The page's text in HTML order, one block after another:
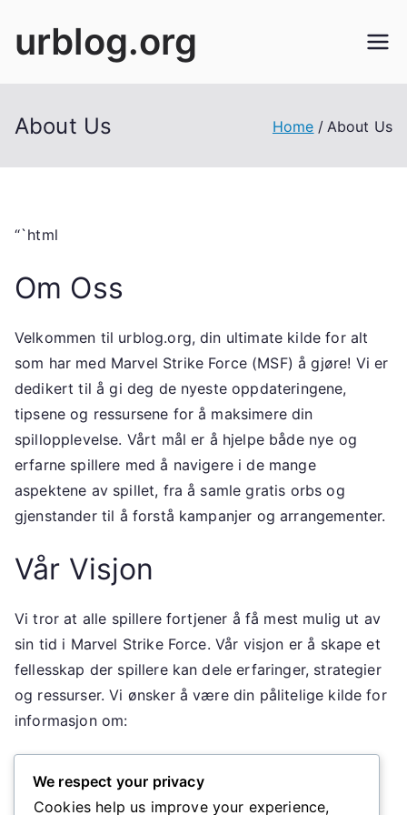
urblog.org
About Us Home About Us
“`html
Om Oss
Velkommen til urblog.org, din ultimate kilde for alt
som har med Marvel Strike Force (MSF) å gjøre! Vi er
dedikert til å gi deg de nyeste oppdateringene,
tipsene og ressursene for å maksimere din
spillopplevelse. Vårt mål er å hjelpe både nye og
erfarne spillere med å navigere i de mange
aspektene av spillet, fra å samle gratis orbs og
gjenstander til å forstå kampanjer og arrangementer.
Vår Visjon
Vi tror at alle spillere fortjener å få mest mulig ut av
sin tid i Marvel Strike Force. Vår visjon er å skape et
fellesskap der spillere kan dele erfaringer, strategier
og ressurser. Vi ønsker å være din pålitelige kilde for
informasjon om:
samle gratis orbs og gjenstander gjennom våre
We respect your privacy
Cookies help us improve your experience,